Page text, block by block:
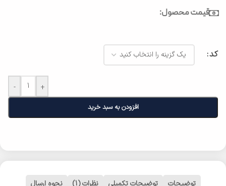
قیمت محصول:
کد
- +
افزودن به سبد خرید
توضیحات توضیحات تکمیلی نظرات (1) نحوه ارسال